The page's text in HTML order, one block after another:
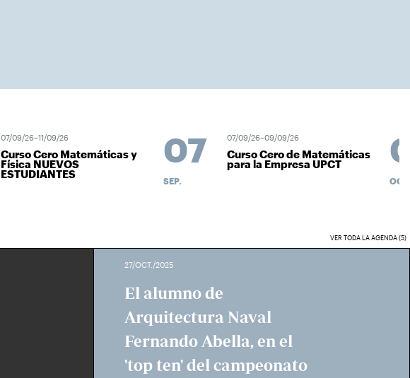
07/09/26–11/09/26
Curso Cero Matemáticas y
Física NUEVOS
ESTUDIANTES
07
SEP.
07/09/26–09/09/26
Curso Cero de Matemáticas
para la Empresa UPCT
OCT.
VER TODA LA AGENDA (5)
27/OCT./2025
El alumno de
Arquitectura Naval
Fernando Abella, en el
'top ten' del campeonato